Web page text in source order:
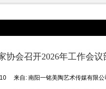
协会召开2026年工作会
来自: 南阳一铭美陶艺术传媒有限公